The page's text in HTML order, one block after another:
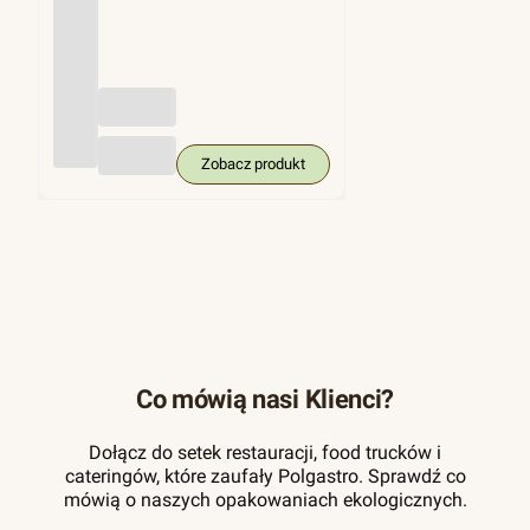
Zobacz produkt
Co mówią nasi Klienci?
Dołącz do setek restauracji, food trucków i
cateringów, które zaufały Polgastro. Sprawdź co
mówią o naszych opakowaniach ekologicznych.